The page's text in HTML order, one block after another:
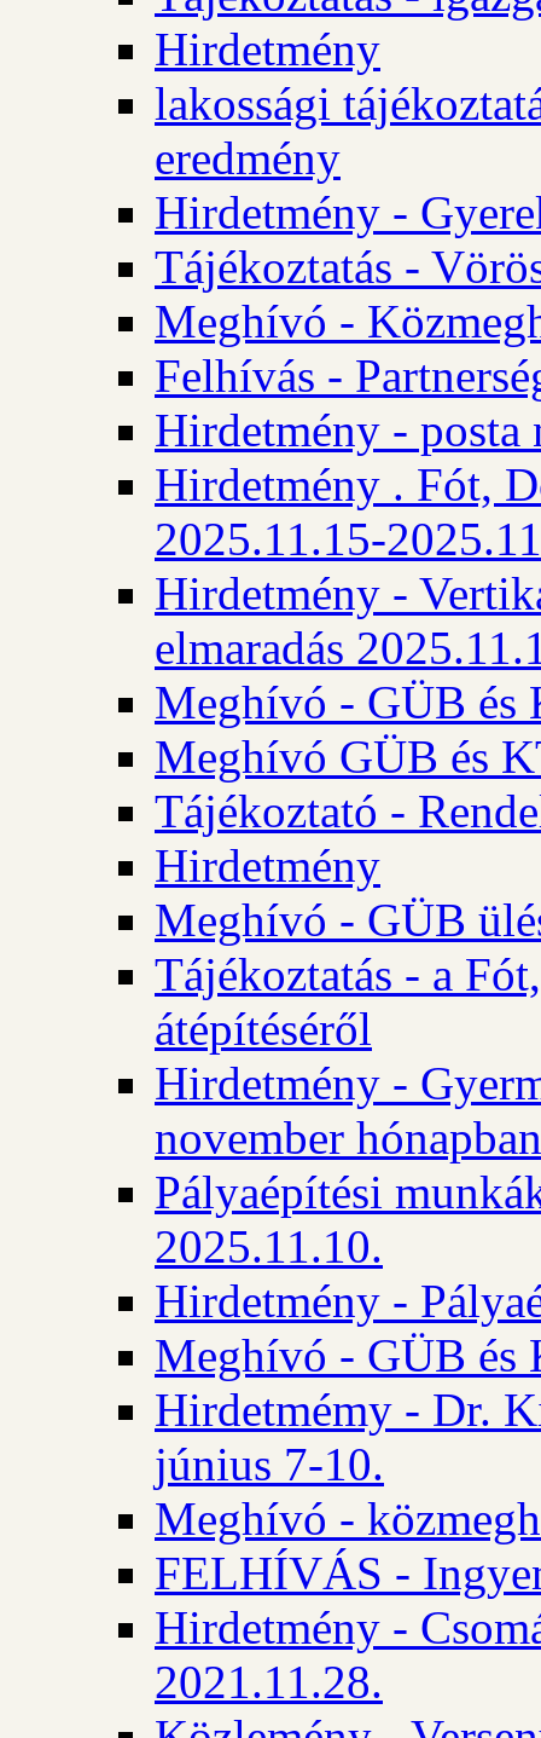
Hirdetmény
lakossági
eredmény
Hirdetmény -
Tájékoztatás -
Meghívó -
Felhívás -
Hirdetmény - posta
Hirdetmény . Fót,
2025.11.15-
Hirdetmény -
elmaradás
Meghívó - GÜB és
Meghívó GÜB és
Tájékoztató -
Hirdetmény
Meghívó - GÜB
Tájékoztatás - a
átépítéséről
Hirdetmény -
november hónapban
Pályaépítési
2025.11.10.
Hirdetmény -
Meghívó - GÜB és
Hirdetmémy - Dr.
június 7-10.
Meghívó -
FELHÍVÁS -
Hirdetmény -
2021.11.28.